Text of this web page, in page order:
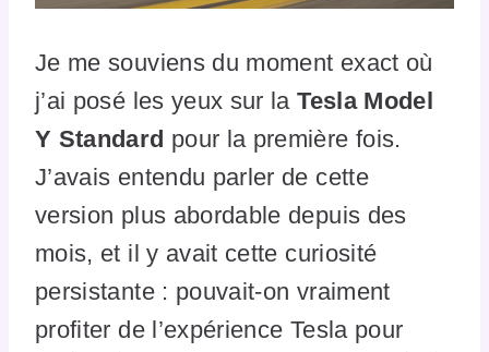
Je me souviens du moment exact où
j’ai posé les yeux sur laTesla Model
Y Standard pour la première fois.
J’avais entendu parler de cette
version plus abordable depuis des
mois, et il y avait cette curiosité
persistante : pouvait-on vraiment
profiter de l’expérience Tesla pour